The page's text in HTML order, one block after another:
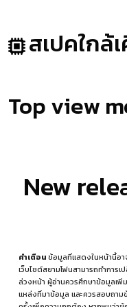
สเปคใกล้
Top view
New
คำเตือนข้อมูลที่แสดงในหน้านี้อ
เว็บไซต์สยามโฟนสามารถทำการ
ล่วงหน้า ผู้อ่านควรศึกษาข้อมูลเพิ่
แหล่งที่มาข้อมูล และควรสอบถา